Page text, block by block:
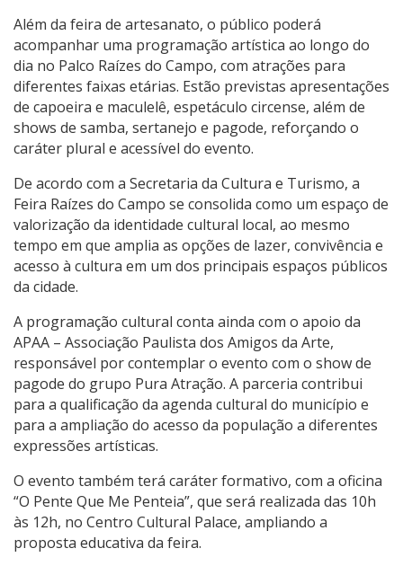
Além da feira de artesanato, o público poderá
acompanhar uma programação artística ao longo do
dia no Palco Raízes do Campo, com atrações para
diferentes faixas etárias. Estão previstas apresentações
de capoeira e maculelê, espetáculo circense, além de
shows de samba, sertanejo e pagode, reforçando o
caráter plural e acessível do evento.
De acordo com a Secretaria da Cultura e Turismo, a
Feira Raízes do Campo se consolida como um espaço de
valorização da identidade cultural local, ao mesmo
tempo em que amplia as opções de lazer, convivência e
acesso à cultura em um dos principais espaços públicos
da cidade.
A programação cultural conta ainda com o apoio da
APAA – Associação Paulista dos Amigos da Arte,
responsável por contemplar o evento com o show de
pagode do grupo Pura Atração. A parceria contribui
para a qualificação da agenda cultural do município e
para a ampliação do acesso da população a diferentes
expressões artísticas.
O evento também terá caráter formativo, com a oficina
“O Pente Que Me Penteia”, que será realizada das 10h
às 12h, no Centro Cultural Palace, ampliando a
proposta educativa da feira.